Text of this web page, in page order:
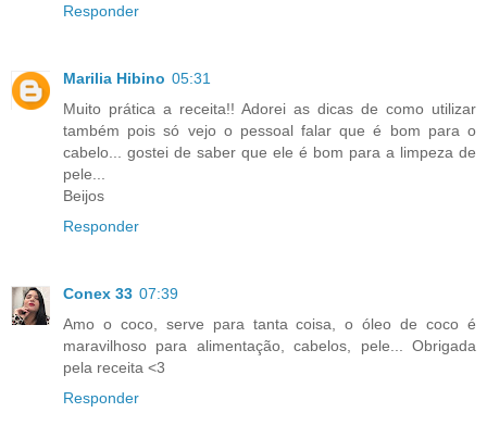
Responder
Marilia Hibino 05:31
Muito prática a receita!! Adorei as dicas de como utilizar
também pois só vejo o pessoal falar que é bom para o
cabelo... gostei de saber que ele é bom para a limpeza de
pele...
Beijos
Responder
Conex 33 07:39
Amo o coco, serve para tanta coisa, o óleo de coco é
maravilhoso para alimentação, cabelos, pele... Obrigada
pela receita <3
Responder